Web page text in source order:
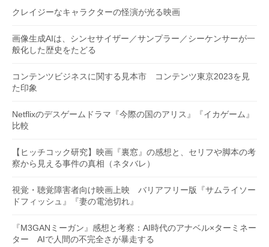
クレイジーなキャラクターの怪演が光る映画
画像生成AIは、シンセサイザー／サンプラー／シーケンサーが一
般化した歴史をたどる
コンテンツビジネスに関する見本市 コンテンツ東京2023を見
た印象
Netflixのデスゲームドラマ『今際の国のアリス』『イカゲーム』
比較
【ヒッチコック研究】映画『裏窓』の感想と、セリフや脚本の考
察から見える事件の真相（ネタバレ）
視覚・聴覚障害者向け映画上映 バリアフリー版『サムライソー
ドフィッシュ』『妻の電池切れ』
『M3GANミーガン』感想と考察：AI時代のアナベル×ターミネー
ター AIで人間の不完全さが暴走する